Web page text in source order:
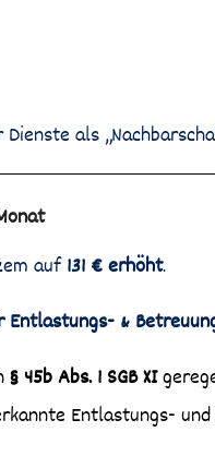
als
auf131 € erhöht.
Entlastungs- &
§ 45b Abs. 1 SGB XI
Entlastungs-